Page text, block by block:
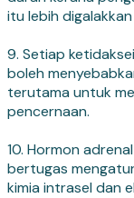
itu lebih
9. Setiap
boleh
terutama untuk
pencernaan.
10. Hormon
bertugas
kimia intrasel dan